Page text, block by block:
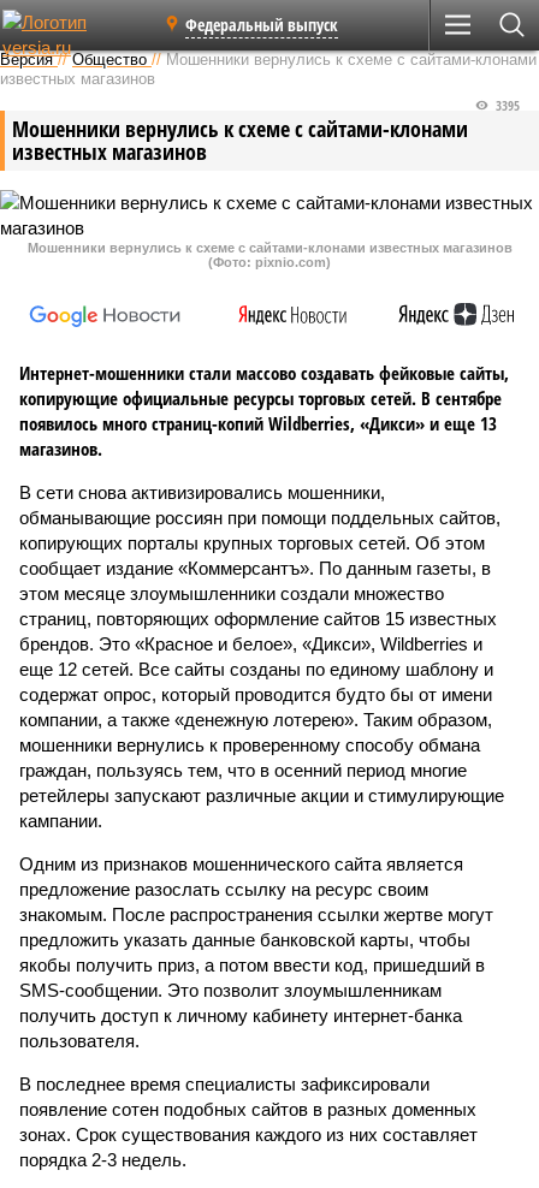
Федеральный выпуск
Версия //Общество //Мошенники вернулись к схеме с сайтами-клонами
известных магазинов
Мошенники вернулись к схеме с сайтами-клонами
известных магазинов
3395
Мошенники вернулись к схеме с сайтами-клонами известных магазинов
(Фото: pixnio.com)
Интернет-мошенники стали массово создавать фейковые сайты,
копирующие официальные ресурсы торговых сетей. В сентябре
появилось много страниц-копий Wildberries, «Дикси» и еще 13
магазинов.
В сети снова активизировались мошенники,
обманывающие россиян при помощи поддельных сайтов,
копирующих порталы крупных торговых сетей. Об этом
сообщает издание «Коммерсантъ». По данным газеты, в
этом месяце злоумышленники создали множество
страниц, повторяющих оформление сайтов 15 известных
брендов. Это «Красное и белое», «Дикси», Wildberries и
еще 12 сетей. Все сайты созданы по единому шаблону и
содержат опрос, который проводится будто бы от имени
компании, а также «денежную лотерею». Таким образом,
мошенники вернулись к проверенному способу обмана
граждан, пользуясь тем, что в осенний период многие
ретейлеры запускают различные акции и стимулирующие
кампании.
Одним из признаков мошеннического сайта является
предложение разослать ссылку на ресурс своим
знакомым. После распространения ссылки жертве могут
предложить указать данные банковской карты, чтобы
якобы получить приз, а потом ввести код, пришедший в
SMS-сообщении. Это позволит злоумышленникам
получить доступ к личному кабинету интернет-банка
пользователя.
В последнее время специалисты зафиксировали
появление сотен подобных сайтов в разных доменных
зонах. Срок существования каждого из них составляет
порядка 2-3 недель.